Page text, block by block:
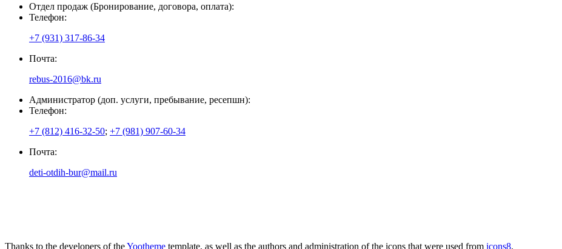
Отдел продаж (Бронирование, договора, оплата):
Телефон:
+7 (931) 317-86-34
Почта:
rebus-2016@bk.ru
Администратор (доп. услуги, пребывание, ресепшн):
Телефон:
+7 (812) 416-32-50; +7 (981) 907-60-34
Почта:
deti-otdih-bur@mail.ru
Thanks to the developers of theYootheme template, as well as the authors and administration of the icons that were used from icons8.